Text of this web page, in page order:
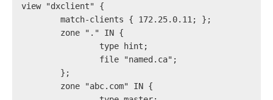
view "dxclient" {
        match-clients { 172.25.0.11; };
        zone "." IN {
                type hint;
                file "named.ca";
        };
        zone "abc.com" IN {